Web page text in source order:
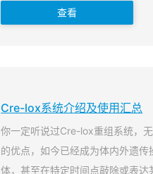
查看
Cre-lox系统介绍及使用汇总
你一定听说过Cre-lox重组系统，
的优点，如今已经成为体内外遗
体，甚至在特定时间点敲除或表